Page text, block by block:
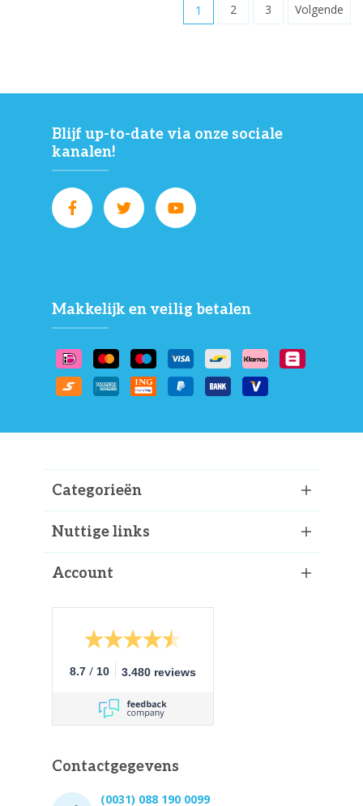
1 2 3 Volgende
Blijf up-to-date via onze sociale
kanalen!
Makkelijk en veilig betalen
Categorieën
Nuttige links
Account
8.7 / 10 3.480 reviews
Contactgegevens
(0031) 088 190 0099